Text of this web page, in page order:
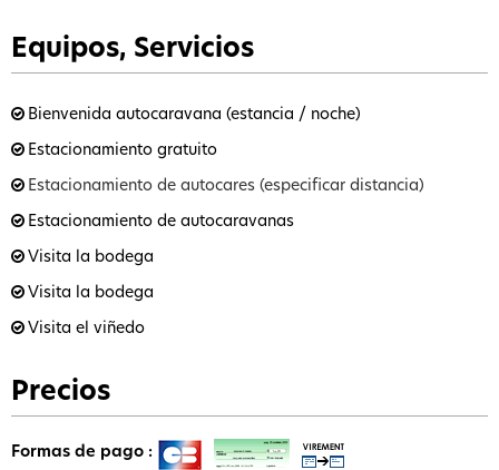
Equipos, Servicios
Bienvenida autocaravana (estancia / noche)
Estacionamiento gratuito
Estacionamiento de autocares (especificar distancia)
Estacionamiento de autocaravanas
Visita la bodega
Visita la bodega
Visita el viñedo
Precios
Formas de pago :